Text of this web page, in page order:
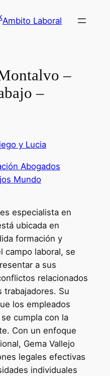
Ambito Laboral
–
–
y Lucia
Abogados
Mundo
especialista en
ubicada en
formación y
campo laboral, se
a sus
relacionados
trabajadores. Su
los empleados
cumpla con la
Con un enfoque
Gema Vallejo
legales efectivas
individuales